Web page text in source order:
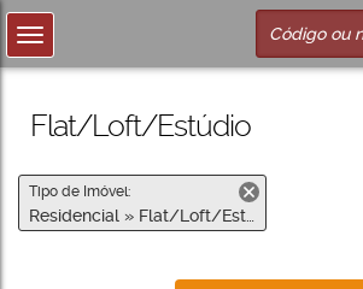
Flat/Loft/Estúdio
Tipo de Imóvel:
Residencial » Flat/Loft/Estúdio